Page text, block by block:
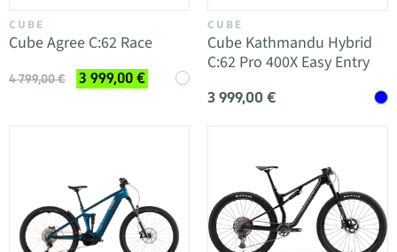
CUBE
Cube Agree C:62 Race
4 799,00 € 3 999,00 €
CUBE
Cube Kathmandu Hybrid
C:62 Pro 400X Easy Entry
3 999,00 €